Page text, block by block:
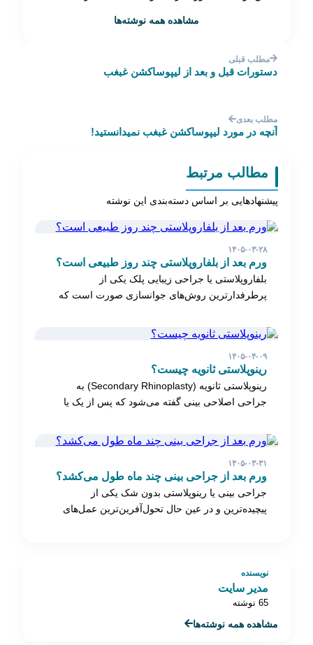
مشاهده همه نوشته‌ها
مطلب قبلی
دستورات قبل و بعد از لیپوساکشن غبغب
مطلب بعدی
آنچه در مورد لیپوساکشن غبغب نمیدانستید!
مطالب مرتبط
پیشنهادهایی بر اساس دسته‌بندی این نوشته
۱۴۰۵-۰۳-۲۸
ورم بعد از بلفاروپلاستی چند روز طبیعی است؟
بلفاروپلاستی یا جراحی زیبایی پلک یکی از
پرطرفدارترین روش‌های جوانسازی صورت است که
۱۴۰۵-۰۴-۰۹
رینوپلاستی ثانویه چیست؟
رینوپلاستی ثانویه (Secondary Rhinoplasty) به
جراحی اصلاحی بینی گفته می‌شود که پس از یک یا
۱۴۰۵-۰۳-۳۱
ورم بعد از جراحی بینی چند ماه طول می‌کشد؟
جراحی بینی یا رینوپلاستی بدون شک یکی از
پیچیده‌ترین و در عین حال تحول‌آفرین‌ترین عمل‌های
نویسنده
مدیر سایت
65 نوشته
مشاهده همه نوشته‌ها